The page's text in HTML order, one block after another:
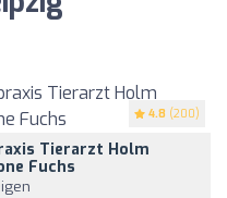
4.8 (200)
Tierarzt Holm
Fuchs